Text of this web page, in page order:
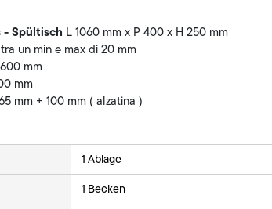
- Spültisch L 1060 mm x P 400 x H 250 mm
un min e max di 20 mm
mm
mm
mm + 100 mm ( alzatina )
1 Ablage
1 Becken